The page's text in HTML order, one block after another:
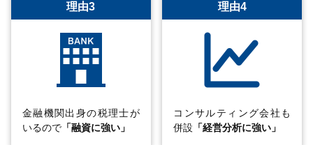
理由3
金融機関出身の税理士が
いるので 「融資に強い」
理由4
コンサルティング会社も
併設 「経営分析に強い」